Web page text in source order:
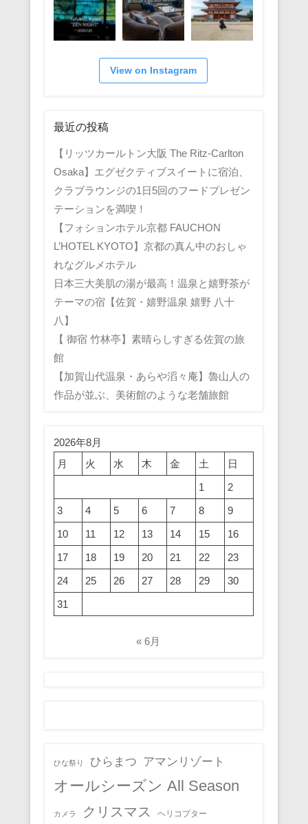
View on Instagram
最近の投稿
【リッツカールトン大阪 The Ritz-Carlton
Osaka】エグゼクティブスイートに宿泊、
クラブラウンジの1日5回のフードプレゼン
テーションを満喫！
【フォションホテル京都 FAUCHON
L’HOTEL KYOTO】京都の真ん中のおしゃ
れなグルメホテル
日本三大美肌の湯が最高！温泉と嬉野茶が
テーマの宿【佐賀・嬉野温泉 嬉野 八十
八】
【 御宿 竹林亭】素晴らしすぎる佐賀の旅
館
【加賀山代温泉・あらや滔々庵】魯山人の
作品が並ぶ、美術館のような老舗旅館
2026年8月
月
火 水 木 金 土
日
1
2
3
4 5 6 7 8
9
10
11 12 13 14 15
16
17
18 19 20 21 22
23
24
25 26 27 28 29
30
31
« 6月
ひな祭り ひらまつ アマンリゾート
オールシーズン All Season
カメラ クリスマス ヘリコプター